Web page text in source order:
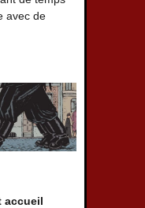
avec de
accueil